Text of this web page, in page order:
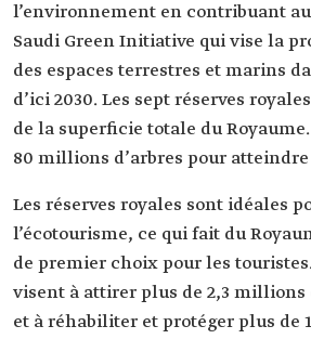
l’environnement en contribuant
Saudi Green Initiative qui vise la
des espaces terrestres et marins
d’ici 2030. Les sept réserves
de la superficie totale du
80 millions d’arbres pour atteindre
Les réserves royales sont idéales
l’écotourisme, ce qui fait du
de premier choix pour les
visent à attirer plus de 2,3 millions
et à réhabiliter et protéger plus de